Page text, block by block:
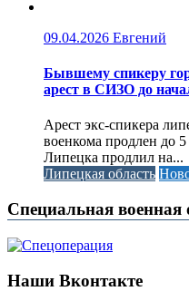
09.04.2026 Евгений
Бывшему спикеру
арест в СИЗО до
Арест экс-спикера
военкома продлен до
Липецка продлил на...
Липецкая область
Специальная военная
Наши Вконтакте